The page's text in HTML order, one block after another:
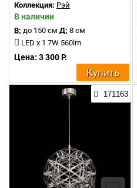
Коллекция: Рэй
В наличии
В: до 150 см Д: 8 см
LED x 1 7W 560lm
Цена: 3 300 Р.
Купить
171163